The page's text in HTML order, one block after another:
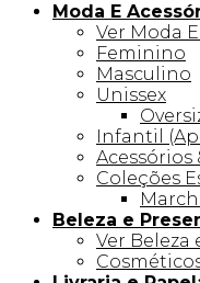
Moda E
Ver Moda
Feminino
Masculino
Unissex
Infantil
Acessórios
Coleções
Beleza e
Ver Beleza